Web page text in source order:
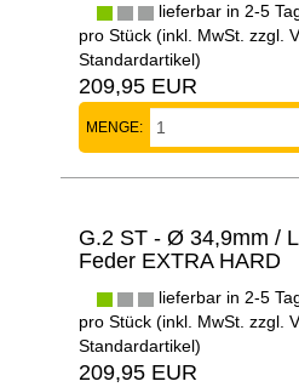
lieferbar in 2-5
pro Stück (inkl. MwSt. zzgl.
Standardartikel)
209,95 EUR
MENGE:
G.2 ST - Ø 34,9mm /
Feder EXTRA HARD
lieferbar in 2-5
pro Stück (inkl. MwSt. zzgl.
Standardartikel)
209,95 EUR